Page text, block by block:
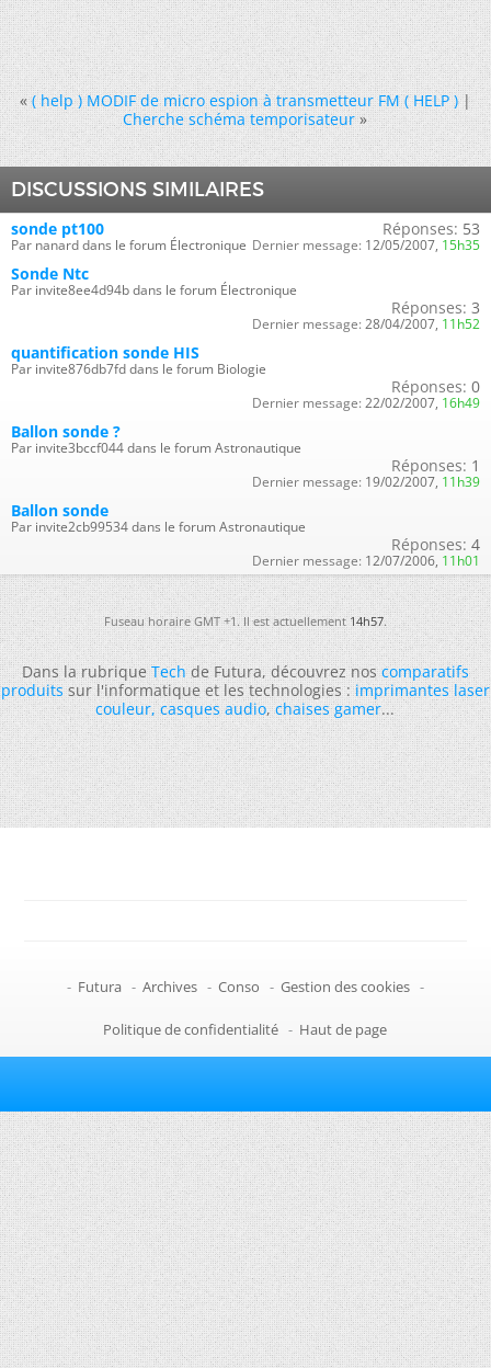
« ( help ) MODIF de micro espion à transmetteur FM ( HELP )|
Cherche schéma temporisateur »
DISCUSSIONS SIMILAIRES
sonde pt100
Par nanard dans le forum Électronique
Réponses: 53
Dernier message: 12/05/2007, 15h35
Sonde Ntc
Par invite8ee4d94b dans le forum Électronique
Réponses: 3
Dernier message: 28/04/2007, 11h52
quantification sonde HIS
Par invite876db7fd dans le forum Biologie
Réponses: 0
Dernier message: 22/02/2007, 16h49
Ballon sonde ?
Par invite3bccf044 dans le forum Astronautique
Réponses: 1
Dernier message: 19/02/2007, 11h39
Ballon sonde
Par invite2cb99534 dans le forum Astronautique
Réponses: 4
Dernier message: 12/07/2006, 11h01
Fuseau horaire GMT +1. Il est actuellement 14h57.
Dans la rubriqueTechde Futura, découvrez noscomparatifs
produitssur l'informatique et les technologies :imprimantes laser
couleur,casques audio,chaises gamer...
- Futura - Archives - Conso - Gestion des cookies -
Politique de confidentialité - Haut de page